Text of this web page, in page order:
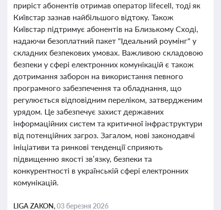
приріст абонентів отримав оператор lifecell, тоді як
Київстар зазнав найбільшого відтоку. Також
Київстар підтримує абонентів на Близькому Сході,
надаючи безоплатний пакет "Ідеальний роумінг" у
складних безпекових умовах. Важливою складовою
безпеки у сфері електронних комунікацій є також
дотримання заборон на використання певного
програмного забезпечення та обладнання, що
регулюється відповідним переліком, затвердженим
урядом. Це забезпечує захист державних
інформаційних систем та критичної інфраструктури
від потенційних загроз. Загалом, нові законодавчі
ініціативи та ринкові тенденції сприяють
підвищенню якості зв’язку, безпеки та
конкурентності в українській сфері електронних
комунікацій.
LIGA ZAKON,03 березня 2026